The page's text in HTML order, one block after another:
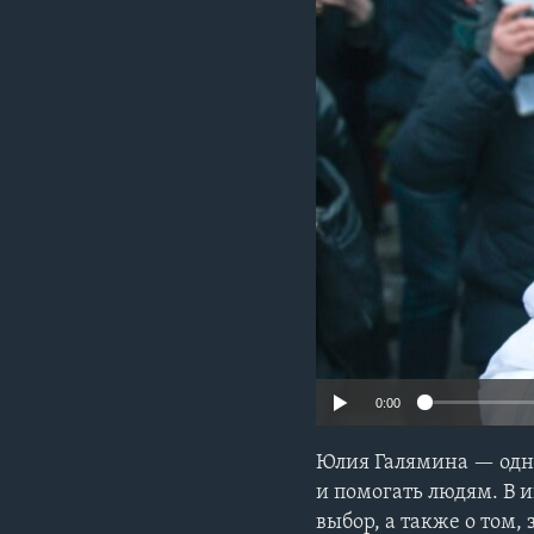
0:00
Юлия Галямина —
и помогать людям. В
выбор, а также о том,